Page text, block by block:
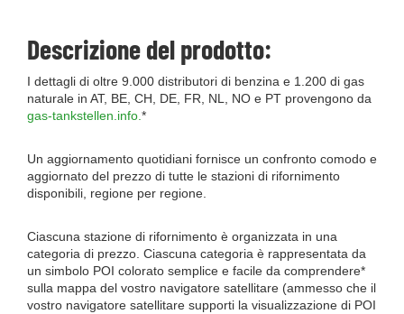
Descrizione del prodotto:
I dettagli di oltre 9.000 distributori di benzina e 1.200 di gas
naturale in AT, BE, CH, DE, FR, NL, NO e PT provengono da
gas-tankstellen.info. *
Un aggiornamento quotidiani fornisce un confronto comodo e
aggiornato del prezzo di tutte le stazioni di rifornimento
disponibili, regione per regione.
Ciascuna stazione di rifornimento è organizzata in una
categoria di prezzo. Ciascuna categoria è rappresentata da
un simbolo POI colorato semplice e facile da comprendere*
sulla mappa del vostro navigatore satellitare (ammesso che il
vostro navigatore satellitare supporti la visualizzazione di POI